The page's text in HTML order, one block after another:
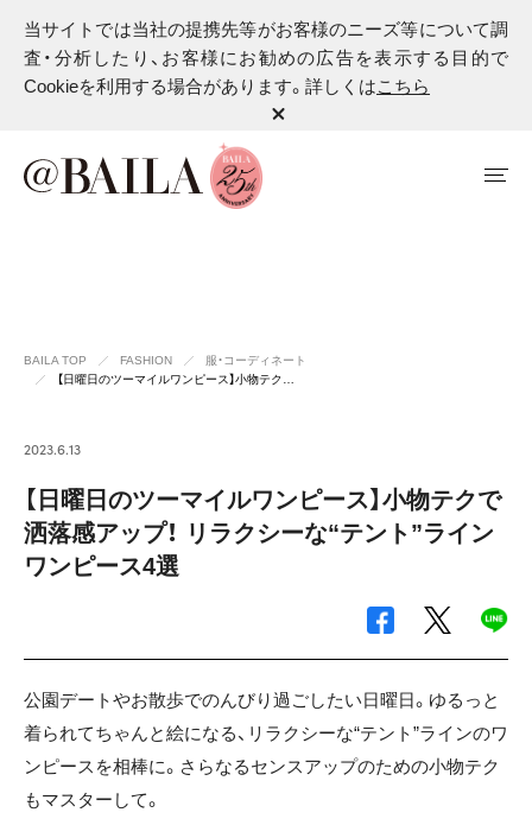
当サイトでは当社の提携先等がお客様のニーズ等について調
査・分析したり、お客様にお勧めの広告を表示する目的で
Cookieを利用する場合があります。詳しくはこちら
BAILA TOP FASHION
服・コーディネート
【日曜日のツーマイルワンピース】小物テク…
2023.6.13
【日曜日のツーマイルワンピース】小物テクで
洒落感アップ！ リラクシーな“テント”ライン
ワンピース4選
公園デートやお散歩でのんびり過ごしたい日曜日。ゆるっと
着られてちゃんと絵になる、リラクシーな“テント”ラインのワ
ンピースを相棒に。さらなるセンスアップのための小物テク
もマスターして。